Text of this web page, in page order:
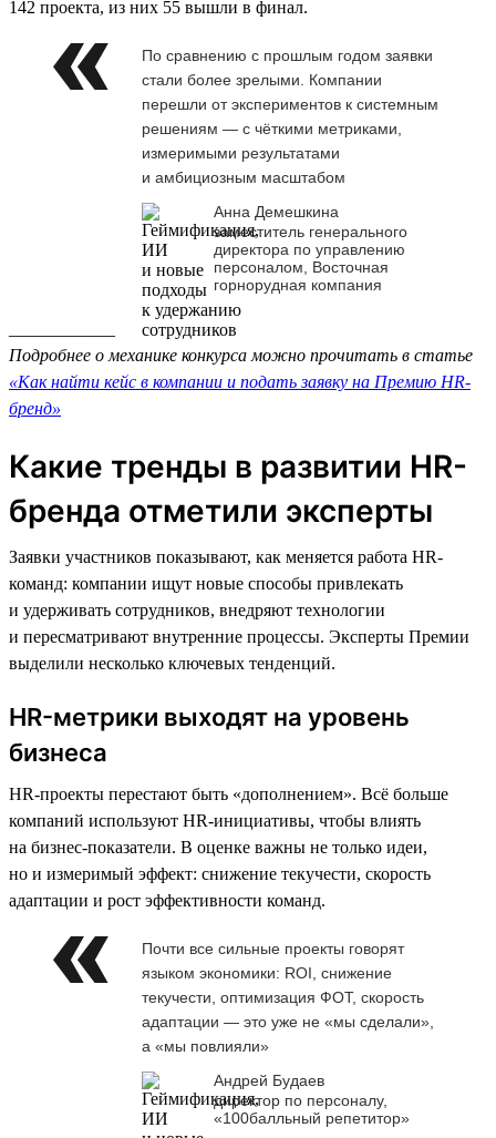
142 проекта, из них 55 вышли в финал.
По сравнению с прошлым годом заявки
стали более зрелыми. Компании
перешли от экспериментов к системным
решениям — с чёткими метриками,
измеримыми результатами
и амбициозным масштабом
Анна Демешкина
заместитель генерального
директора по управлению
персоналом, Восточная
горнорудная компания
Подробнее о механике конкурса можно прочитать в статье
«Как найти кейс в компании и подать заявку на Премию HR-
бренд»
Какие тренды в развитии HR-
бренда отметили эксперты
Заявки участников показывают, как меняется работа HR-
команд: компании ищут новые способы привлекать
и удерживать сотрудников, внедряют технологии
и пересматривают внутренние процессы. Эксперты Премии
выделили несколько ключевых тенденций.
HR-метрики выходят на уровень
бизнеса
HR-проекты перестают быть «дополнением». Всё больше
компаний используют HR-инициативы, чтобы влиять
на бизнес-показатели. В оценке важны не только идеи,
но и измеримый эффект: снижение текучести, скорость
адаптации и рост эффективности команд.
Почти все сильные проекты говорят
языком экономики: ROI, снижение
текучести, оптимизация ФОТ, скорость
адаптации — это уже не «мы сделали»,
а «мы повлияли»
Андрей Будаев
директор по персоналу,
«100балльный репетитор»